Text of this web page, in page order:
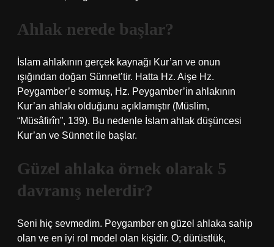
Ahlak nerede başlar?
İslam ahlakının gerçek kaynağı Kur’an ve onun
ışığından doğan Sünnet’tir. Hatta Hz. Aişe Hz.
Peygamber’e sormuş, Hz. Peygamber’in ahlakının
Kur’an ahlakı olduğunu açıklamıştır (Müslim,
“Müsâfirîn”, 139). Bu nedenle İslam ahlak düşüncesi
Kur’an ve Sünnet ile başlar.
Güzel ahlaka örnek olarak 5
davranış nelerdir?
Seni hiç sevmedim. Peygamber en güzel ahlaka sahip
olan ve en iyi rol model olan kişidir. O; dürüstlük,